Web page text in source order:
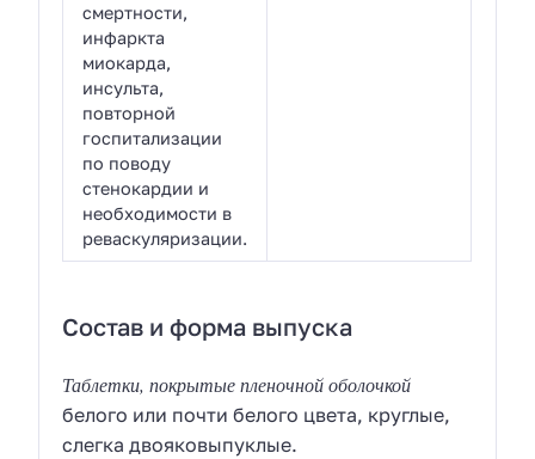
смертности,
инфаркта
миокарда,
инсульта,
повторной
госпитализации
по поводу
стенокардии и
необходимости в
реваскуляризации.
Состав и форма выпуска
Таблетки, покрытые пленочной оболочкой
белого или почти белого цвета, круглые,
слегка двояковыпуклые.